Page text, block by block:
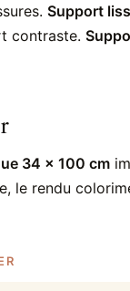
Support
contraste.
34 × 100 cm
le rendu